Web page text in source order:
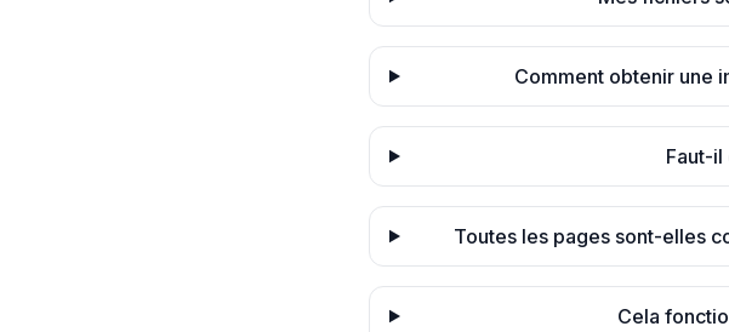
Comment obtenir une
Faut-il
Toutes les pages sont-elles
Cela